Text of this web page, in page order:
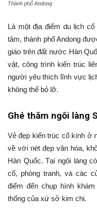
Thành phố Andong
Là một địa điểm du lịch
tâm, thành phố Andong
giáo trên đất nước Hàn
vật, công trình kiến trúc
người yêu thích lĩnh vực
không thể bỏ lỡ.
Ghé thăm ngôi làng
Vẻ đẹp kiến trúc cổ kính ở
về với nét đẹp văn hóa,
Hàn Quốc. Tại ngôi làng
cổ, phòng tranh, và các
điểm đến chụp hình
thống của xứ sở kim chi.